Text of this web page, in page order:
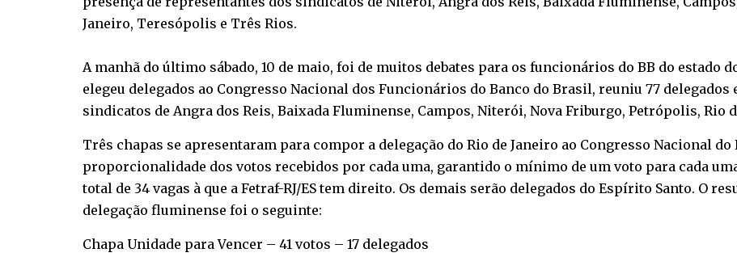
Janeiro, Teresópolis e Três Rios.
A manhã do último sábado, 10 de maio, foi de muitos debates para os funcionários do BB do estado
elegeu delegados ao Congresso Nacional dos Funcionários do Banco do Brasil, reuniu 77 delegados
sindicatos de Angra dos Reis, Baixada Fluminense, Campos, Niterói, Nova Friburgo, Petrópolis, Rio
Três chapas se apresentaram para compor a delegação do Rio de Janeiro ao Congresso Nacional do
proporcionalidade dos votos recebidos por cada uma, garantido o mínimo de um voto para cada
total de 34 vagas à que a Fetraf-RJ/ES tem direito. Os demais serão delegados do Espírito Santo. O
delegação fluminense foi o seguinte:
Chapa Unidade para Vencer – 41 votos – 17 delegados